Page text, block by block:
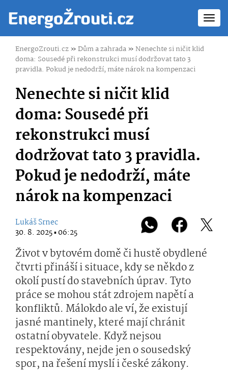
EnergoZrouti.cz»Dům a zahrada»Nenechte si ničit klid
doma: Sousedé při rekonstrukci musí dodržovat tato 3
pravidla. Pokud je nedodrží, máte nárok na kompenzaci
Nenechte si ničit klid
doma: Sousedé při
rekonstrukci musí
dodržovat tato 3 pravidla.
Pokud je nedodrží, máte
nárok na kompenzaci
Lukáš Srnec
30. 8. 2025 ▪ 06:25
Život v bytovém domě či hustě obydlené
čtvrti přináší i situace, kdy se někdo z
okolí pustí do stavebních úprav. Tyto
práce se mohou stát zdrojem napětí a
konfliktů. Málokdo ale ví, že existují
jasné mantinely, které mají chránit
ostatní obyvatele. Když nejsou
respektovány, nejde jen o sousedský
spor, na řešení myslí i české zákony.